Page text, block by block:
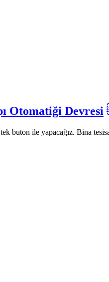
Otomatiği Devresi
buton ile yapacağız. Bina